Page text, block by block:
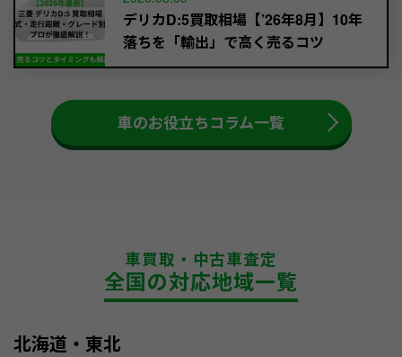
デリカD:5買取相場【’26年8月】10年
落ちを「輸出」で高く売るコツ
車のお役立ちコラム一覧
車買取・中古車査定
全国の対応地域一覧
北海道・東北